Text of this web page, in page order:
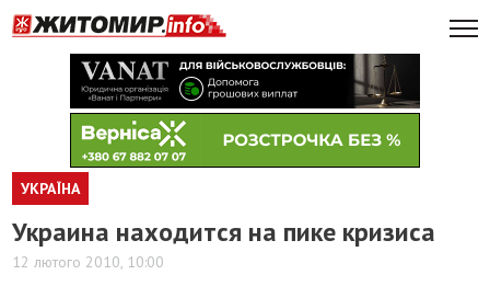
УКРАЇНА
Украина находится на пике кризиса
12 лютого 2010, 10:00